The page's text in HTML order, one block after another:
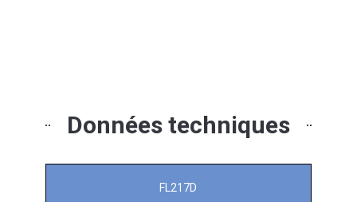
Données techniques
FL217D